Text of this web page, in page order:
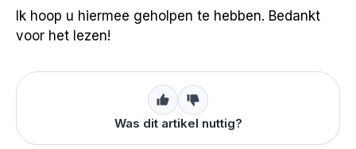
Ik hoop u hiermee geholpen te hebben. Bedankt
voor het lezen!
Was dit artikel nuttig?